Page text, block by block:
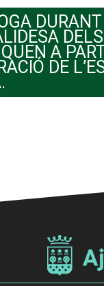
DELS
A
DE